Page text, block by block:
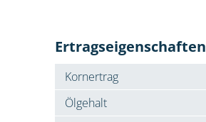
Ertragseigenschaften
Kornertrag
Ölgehalt